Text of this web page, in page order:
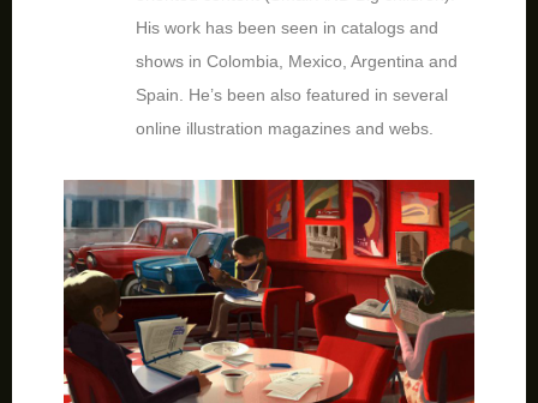
His work has been seen in catalogs and
shows in Colombia, Mexico, Argentina and
Spain. He’s been also featured in several
online illustration magazines and webs.